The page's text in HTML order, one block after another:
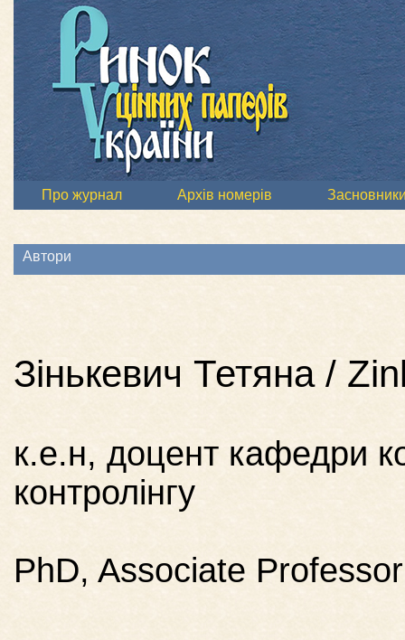
Про журнал Архів номерів
Автори
Зінькевич Тетяна /
к.е.н, доцент кафедри
контролінгу
PhD, Associate Professor